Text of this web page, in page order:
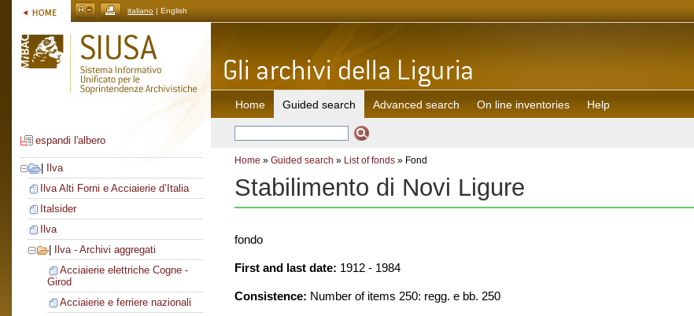
italiano | English
espandi l'albero
Ilva
Ilva Alti Forni e Acciaierie d’Italia
Italsider
Ilva
Ilva - Archivi aggregati
Acciaierie elettriche Cogne -
Girod
Acciaierie e ferriere nazionali
Home Guided search Advanced search On line inventories Help
Home » Guided search » List of fonds » Fond
Stabilimento di Novi Ligure
fondo
First and last date: 1912 - 1984
Consistence: Number of items 250: regg. e bb. 250